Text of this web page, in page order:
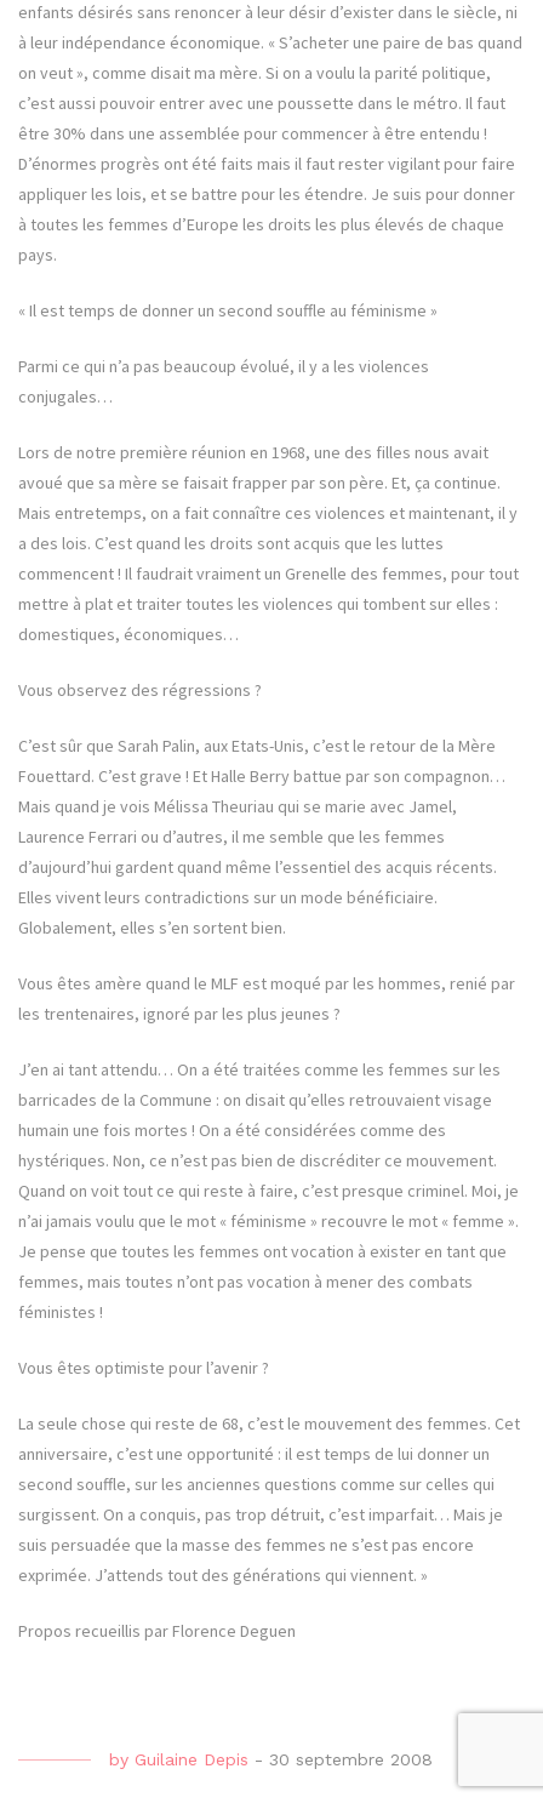
enfants désirés sans renoncer à leur désir d’exister dans le siècle, ni
à leur indépendance économique. « S’acheter une paire de bas quand
on veut », comme disait ma mère. Si on a voulu la parité politique,
c’est aussi pouvoir entrer avec une poussette dans le métro. Il faut
être 30% dans une assemblée pour commencer à être entendu !
D’énormes progrès ont été faits mais il faut rester vigilant pour faire
appliquer les lois, et se battre pour les étendre. Je suis pour donner
à toutes les femmes d’Europe les droits les plus élevés de chaque
pays.
« Il est temps de donner un second souffle au féminisme »
Parmi ce qui n’a pas beaucoup évolué, il y a les violences
conjugales…
Lors de notre première réunion en 1968, une des filles nous avait
avoué que sa mère se faisait frapper par son père. Et, ça continue.
Mais entretemps, on a fait connaître ces violences et maintenant, il y
a des lois. C’est quand les droits sont acquis que les luttes
commencent ! Il faudrait vraiment un Grenelle des femmes, pour tout
mettre à plat et traiter toutes les violences qui tombent sur elles :
domestiques, économiques…
Vous observez des régressions ?
C’est sûr que Sarah Palin, aux Etats-Unis, c’est le retour de la Mère
Fouettard. C’est grave ! Et Halle Berry battue par son compagnon…
Mais quand je vois Mélissa Theuriau qui se marie avec Jamel,
Laurence Ferrari ou d’autres, il me semble que les femmes
d’aujourd’hui gardent quand même l’essentiel des acquis récents.
Elles vivent leurs contradictions sur un mode bénéficiaire.
Globalement, elles s’en sortent bien.
Vous êtes amère quand le MLF est moqué par les hommes, renié par
les trentenaires, ignoré par les plus jeunes ?
J’en ai tant attendu… On a été traitées comme les femmes sur les
barricades de la Commune : on disait qu’elles retrouvaient visage
humain une fois mortes ! On a été considérées comme des
hystériques. Non, ce n’est pas bien de discréditer ce mouvement.
Quand on voit tout ce qui reste à faire, c’est presque criminel. Moi, je
n’ai jamais voulu que le mot « féminisme » recouvre le mot « femme ».
Je pense que toutes les femmes ont vocation à exister en tant que
femmes, mais toutes n’ont pas vocation à mener des combats
féministes !
Vous êtes optimiste pour l’avenir ?
La seule chose qui reste de 68, c’est le mouvement des femmes. Cet
anniversaire, c’est une opportunité : il est temps de lui donner un
second souffle, sur les anciennes questions comme sur celles qui
surgissent. On a conquis, pas trop détruit, c’est imparfait… Mais je
suis persuadée que la masse des femmes ne s’est pas encore
exprimée. J’attends tout des générations qui viennent. »
Propos recueillis par Florence Deguen
by Guilaine Depis - 30 septembre 2008